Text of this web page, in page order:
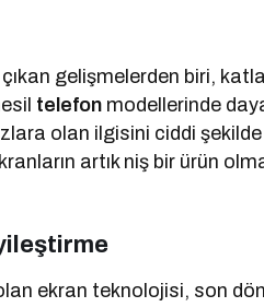
gelişmelerden biri,
telefon modellerinde
olan ilgisini ciddi
artık niş bir ürün
ekran teknolojisi, son